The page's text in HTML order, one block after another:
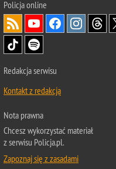
Policjaonline
Redakcja serwisu
Kontakt z redakcją
Nota prawna
Chcesz wykorzystać materiał
z serwisu Policja.pl.
Zapoznaj się z zasadami